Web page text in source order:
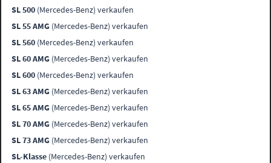
SL 500 (Mercedes-Benz) verkaufen
SL 55 AMG (Mercedes-Benz) verkaufen
SL 560 (Mercedes-Benz) verkaufen
SL 60 AMG (Mercedes-Benz) verkaufen
SL 600 (Mercedes-Benz) verkaufen
SL 63 AMG (Mercedes-Benz) verkaufen
SL 65 AMG (Mercedes-Benz) verkaufen
SL 70 AMG (Mercedes-Benz) verkaufen
SL 73 AMG (Mercedes-Benz) verkaufen
SL-Klasse (Mercedes-Benz) verkaufen